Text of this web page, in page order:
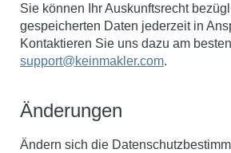
Sie können Ihr Auskunftsrecht
gespeicherten Daten jederzeit in
Kontaktieren Sie uns dazu am
support@keinmakler.com.
Änderungen
Ändern sich die